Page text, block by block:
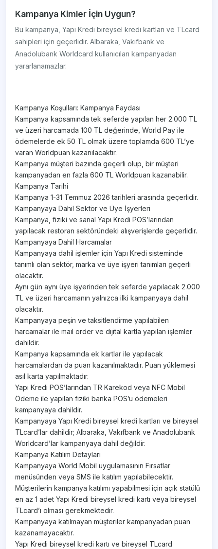
Kampanya Kimler İçin Uygun?
Bu kampanya, Yapı Kredi bireysel kredi kartları ve TLcard
sahipleri için geçerlidir. Albaraka, Vakıfbank ve
Anadolubank Worldcard kullanıcıları kampanyadan
yararlanamazlar.
Kampanya Koşulları: Kampanya Faydası
Kampanya kapsamında tek seferde yapılan her 2.000 TL
ve üzeri harcamada 100 TL değerinde, World Pay ile
ödemelerde ek 50 TL olmak üzere toplamda 600 TL’ye
varan Worldpuan kazanılacaktır.
Kampanya müşteri bazında geçerli olup, bir müşteri
kampanyadan en fazla 600 TL Worldpuan kazanabilir.
Kampanya Tarihi
Kampanya 1-31 Temmuz 2026 tarihleri arasında geçerlidir.
Kampanyaya Dahil Sektör ve Üye İşyerleri
Kampanya, fiziki ve sanal Yapı Kredi POS’larından
yapılacak restoran sektöründeki alışverişlerde geçerlidir.
Kampanyaya Dahil Harcamalar
Kampanyaya dahil işlemler için Yapı Kredi sisteminde
tanımlı olan sektör, marka ve üye işyeri tanımları geçerli
olacaktır.
Aynı gün aynı üye işyerinden tek seferde yapılacak 2.000
TL ve üzeri harcamanın yalnızca ilki kampanyaya dahil
olacaktır.
Kampanyaya peşin ve taksitlendirme yapılabilen
harcamalar ile mail order ve dijital kartla yapılan işlemler
dahildir.
Kampanya kapsamında ek kartlar ile yapılacak
harcamalardan da puan kazanılmaktadır. Puan yüklemesi
asıl karta yapılmaktadır.
Yapı Kredi POS’larından TR Karekod veya NFC Mobil
Ödeme ile yapılan fiziki banka POS’u ödemeleri
kampanyaya dahildir.
Kampanyaya Yapı Kredi bireysel kredi kartları ve bireysel
TLcard’lar dahildir; Albaraka, Vakıfbank ve Anadolubank
Worldcard’lar kampanyaya dahil değildir.
Kampanya Katılım Detayları
Kampanyaya World Mobil uygulamasının Fırsatlar
menüsünden veya SMS ile katılım yapılabilecektir.
Müşterilerin kampanya katılımı yapabilmesi için açık statülü
en az 1 adet Yapı Kredi bireysel kredi kartı veya bireysel
TLcard’ı olması gerekmektedir.
Kampanyaya katılmayan müşteriler kampanyadan puan
kazanamayacaktır.
Yapı Kredi bireysel kredi kartı ve bireysel TLcard